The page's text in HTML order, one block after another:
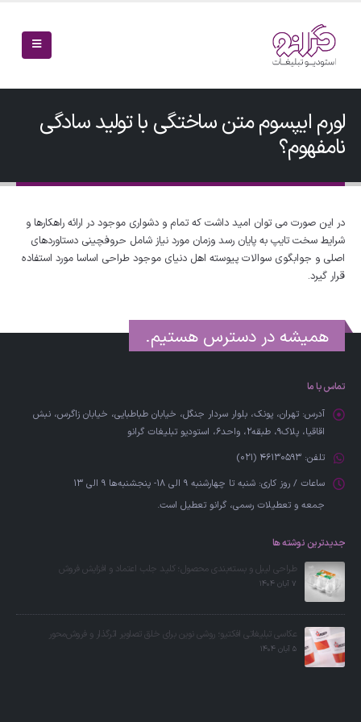
لورم ایپسوم متن ساختگی با تولید سادگی
نامفهوم؟
در این صورت می توان امید داشت که تمام و دشواری موجود در ارائه راهکارها و
شرایط سخت تایپ به پایان رسد وزمان مورد نیاز شامل حروفچینی دستاوردهای
اصلی و جوابگوی سوالات پیوسته اهل دنیای موجود طراحی اساسا مورد استفاده
قرار گیرد.
همیشه در دسترس هستیم.
تماس با ما
آدرس: تهران، پونک، بلوار سردار جنگل، خیابان طباطبایی، خیابان زاگرس، نبش
اقاقیا، پلاک۹، طبقه۲، واحد6، استودیو تبلیغات گرانو
تلفن: 46130593 (021)
ساعات / روز کاری: شنبه تا چهارشنبه 9 الی 18- پنجشنبه‌ها 9 الی 13
جمعه‌ و تعطیلات رسمی، گرانو تعطیل است.
جدیدترین نوشته ها
طراحی لیبل و بسته‌بندی محصول؛ کلید جلب اعتماد و افزایش فروش
7 آبان 1404
عکاسی تبلیغاتی افکتیو؛ روشی نوین برای خلق تصاویر اثرگذار و فروش‌محور
5 آبان 1404